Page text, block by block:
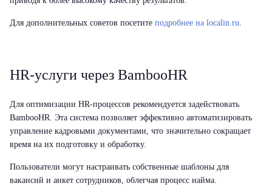
Для дополнительных советов посетите подробнее на localin.ru.
HR-услуги через BambooHR
Для оптимизации HR-процессов рекомендуется задействовать
BambooHR. Эта система позволяет эффективно автоматизировать
управление кадровыми документами, что значительно сокращает
время на их подготовку и обработку.
Пользователи могут настраивать собственные шаблоны для
вакансий и анкет сотрудников, облегчая процесс найма.